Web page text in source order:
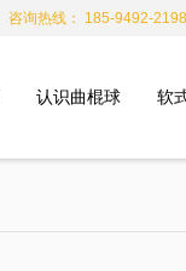
咨询热线： 185-9492-2198
认识曲棍球 软